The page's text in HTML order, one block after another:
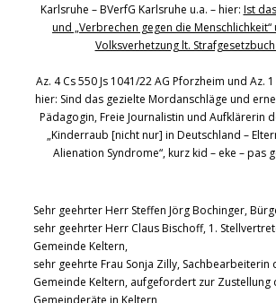
Karlsruhe – BVerfG Karlsruhe u.a. – hier: Ist
und „Verbrechen gegen die
Volksverhetzung lt.
Az. 4 Cs 550 Js 1041/22 AG Pforzheim und Az.
hier: Sind das gezielte Mordanschläge und
Pädagogin, Freie Journalistin und Aufklärerin
„Kinderraub [nicht nur] in Deutschland –
Alienation Syndrome“, kurz kid – eke – pas
Sehr geehrter Herr Steffen Jörg Bochinger,
sehr geehrter Herr Claus Bischoff, 1.
Gemeinde Keltern,
sehr geehrte Frau Sonja Zilly,
Gemeinde Keltern, aufgefordert zur
Gemeinderäte in Keltern,